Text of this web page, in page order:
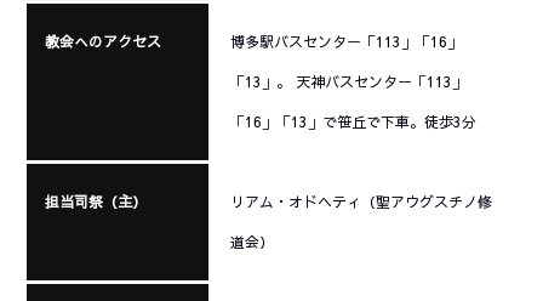
教会へのアクセス 博多駅バスセンター「113」「16」
「13」。 天神バスセンター「113」
「16」「13」で笹丘で下車。徒歩3分
担当司祭（主） リアム・オドヘティ（聖アウグスチノ修
道会）